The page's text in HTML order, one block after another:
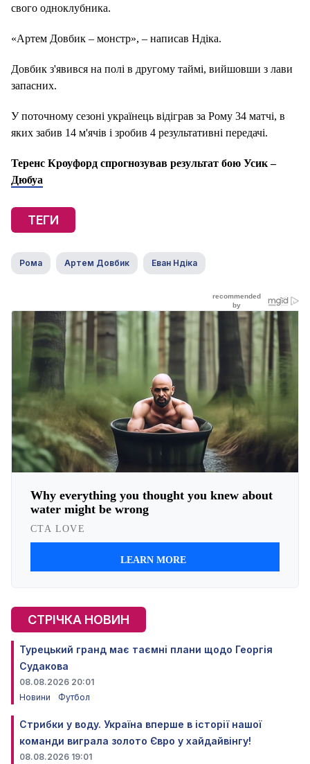
свого одноклубника.
«Артем Довбик – монстр», – написав Ндіка.
Довбик з'явився на полі в другому таймі, вийшовши з лави
запасних.
У поточному сезоні українець відіграв за Рому 34 матчі, в
яких забив 14 м'ячів і зробив 4 результативні передачі.
Теренс Кроуфорд спрогнозував результат бою Усик –
Дюбуа
ТЕГИ
Рома Артем Довбик Еван Ндіка
СТРІЧКА НОВИН
Турецький гранд має таємні плани щодо Георгія
Судакова
08.08.2026 20:01
Новини
Футбол
Стрибки у воду. Україна вперше в історії нашої
команди виграла золото Євро у хайдайвінгу!
08.08.2026 19:01